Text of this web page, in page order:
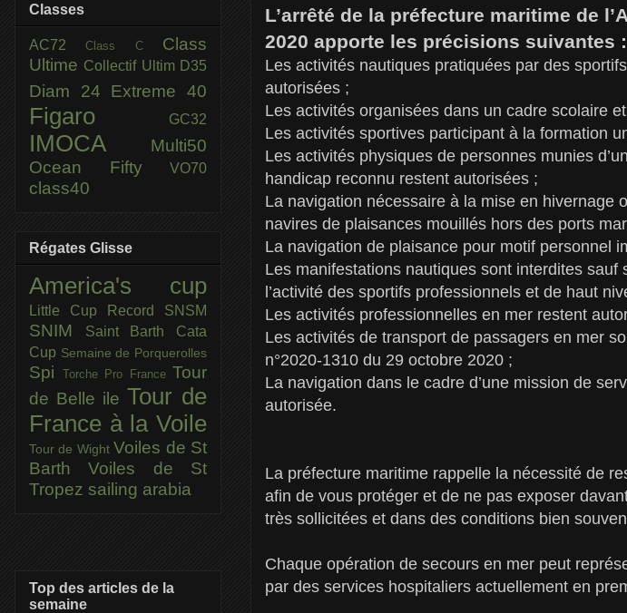
L’arrêté de la préfecture maritime de
2020 apporte les précisions suivantes :
Les activités nautiques pratiquées par des
autorisées ;
Les activités organisées dans un cadre scolaire
Les activités sportives participant à la formation
Les activités physiques de personnes munies
handicap reconnu restent autorisées ;
La navigation nécessaire à la mise en hivernage
navires de plaisances mouillés hors des ports
La navigation de plaisance pour motif personnel
Les manifestations nautiques sont interdites
l’activité des sportifs professionnels et de haut
Les activités professionnelles en mer restent
Les activités de transport de passagers en mer
n°2020-1310 du 29 octobre 2020 ;
La navigation dans le cadre d’une mission de
autorisée.
La préfecture maritime rappelle la nécessité de
afin de vous protéger et de ne pas exposer
très sollicitées et dans des conditions bien
Chaque opération de secours en mer peut
par des services hospitaliers actuellement en
Classes
AC72Class C Class
Ultime Collectif Ultim D35
Diam 24 Extreme 40
Figaro GC32
IMOCA
Multi50
Ocean Fifty
VO70
class40
Régates Glisse
America's cup
Little Cup Record SNSM
SNIM
Saint Barth Cata
Cup Semaine de Porquerolles
Spi Torche Pro France Tour
de Belle ile Tour de
France à la Voile
Tour de Wight Voiles de St
BarthVoiles de St
Tropez sailing arabia
Top des articles de la
semaine